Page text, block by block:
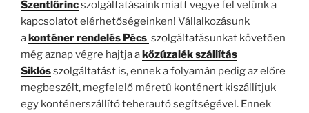
Szentlőrincszolgáltatásaink miatt vegye fel velünk a
kapcsolatot elérhetőségeinken! Vállalkozásunk
akonténer rendelés Pécs szolgáltatásunkat követően
még aznap végre hajtja akőzúzalék szállítás
Siklósszolgáltatást is, ennek a folyamán pedig az előre
megbeszélt, megfelelő méretű konténert kiszállítjuk
egy konténerszállító teherautó segítségével. Ennek